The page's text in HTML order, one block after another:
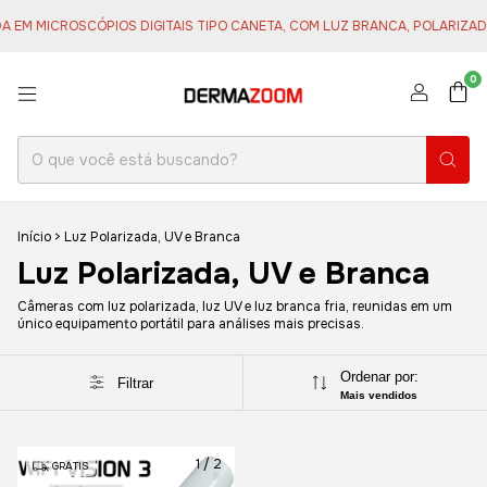
EM MICROSCÓPIOS DIGITAIS TIPO CANETA, COM LUZ BRANCA,
0
Início > Luz Polarizada, UV e Branca
Luz Polarizada, UV e Branca
Câmeras com luz polarizada, luz UV e luz branca fria, reunidas em um
único equipamento portátil para análises mais precisas.
Filtrar Ordenar por:
Mais vendidos
1/ 2
GRÁTIS